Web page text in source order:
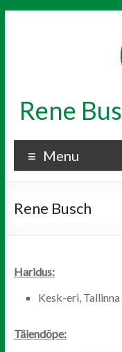
Rene
Menu
Rene Busch
Haridus:
Kesk-eri,
Täiendõpe: